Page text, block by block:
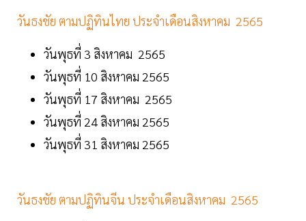
วันธงชัย ตามปฏิทินไทย ประจำเดือนสิงหาคม 2565
วันพุธที่ 3 สิงหาคม 2565
วันพุธที่ 10 สิงหาคม 2565
วันพุธที่ 17 สิงหาคม 2565
วันพุธที่ 24 สิงหาคม 2565
วันพุธที่ 31 สิงหาคม 2565
วันธงชัย ตามปฏิทินจีน ประจำเดือนสิงหาคม 2565